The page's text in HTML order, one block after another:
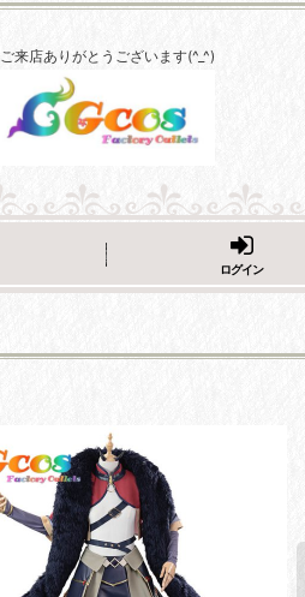
ご来店ありがとうございます(^_^)
ログイン